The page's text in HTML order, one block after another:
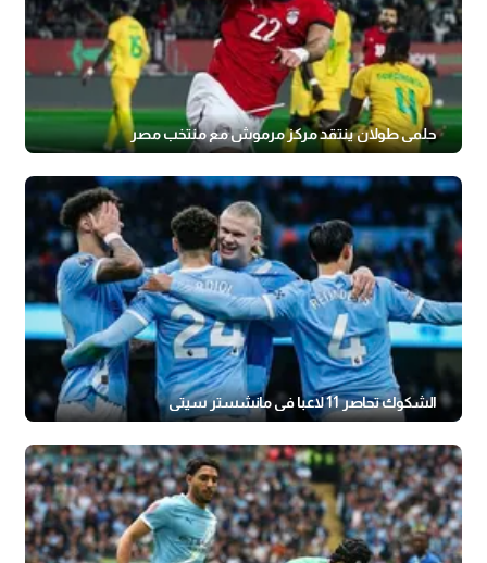
حلمي طولان ينتقد مركز مرموش مع منتخب مصر
الشكوك تحاصر 11 لاعبا في مانشستر سيتي